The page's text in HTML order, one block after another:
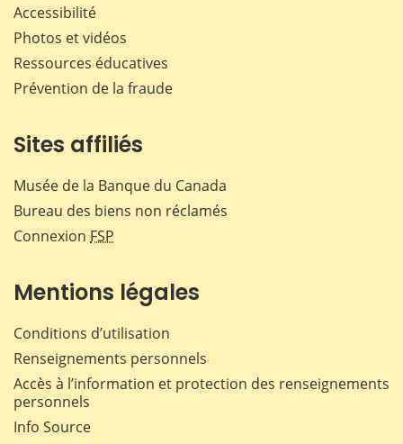
Accessibilité
Photos et vidéos
Ressources éducatives
Prévention de la fraude
Sites affiliés
Musée de la Banque du Canada
Bureau des biens non réclamés
Connexion FSP
Mentions légales
Conditions d’utilisation
Renseignements personnels
Accès à l’information et protection des renseignements
personnels
Info Source